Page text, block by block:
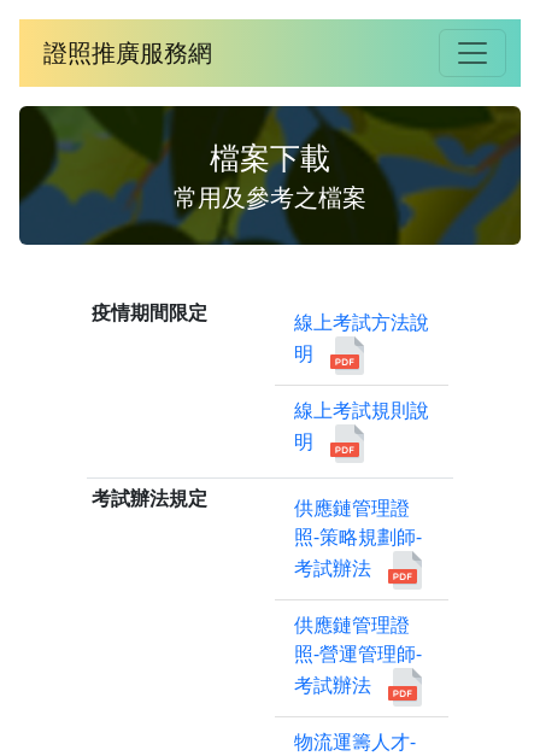
證照推廣服務網
檔案下載
常用及參考之檔案
疫情期間限定
線上考試方法說
明
線上考試規則說
明
考試辦法規定
供應鏈管理證
照-策略規劃師-
考試辦法
供應鏈管理證
照-營運管理師-
考試辦法
物流運籌人才-